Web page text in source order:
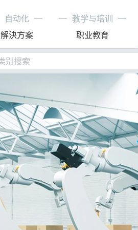
自动化
解決方案
教学与培训
职业教育